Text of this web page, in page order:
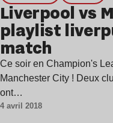
Liverpool vs
playlist
match
Ce soir en Champion's
Manchester City ! Deux
ont…
4 avril 2018